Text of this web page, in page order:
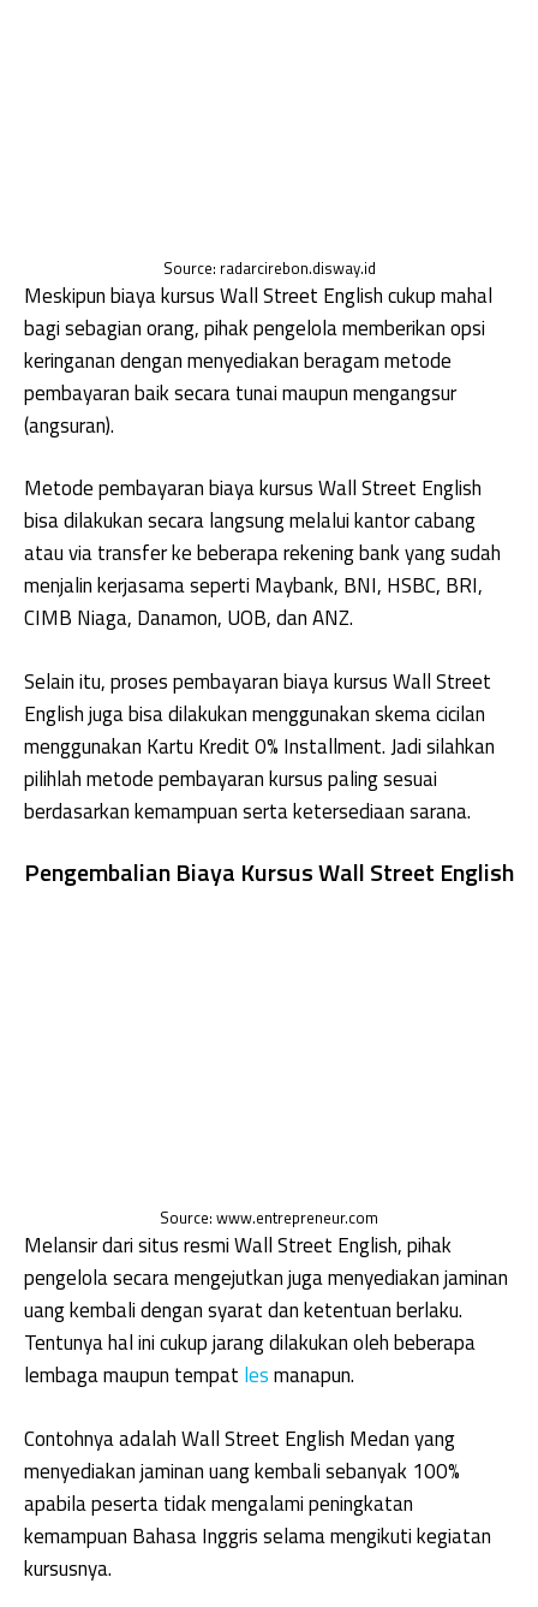
Source: radarcirebon.disway.id
Meskipun biaya kursus Wall Street English cukup mahal
bagi sebagian orang, pihak pengelola memberikan opsi
keringanan dengan menyediakan beragam metode
pembayaran baik secara tunai maupun mengangsur
(angsuran).
Metode pembayaran biaya kursus Wall Street English
bisa dilakukan secara langsung melalui kantor cabang
atau via transfer ke beberapa rekening bank yang sudah
menjalin kerjasama seperti Maybank, BNI, HSBC, BRI,
CIMB Niaga, Danamon, UOB, dan ANZ.
Selain itu, proses pembayaran biaya kursus Wall Street
English juga bisa dilakukan menggunakan skema cicilan
menggunakan Kartu Kredit 0% Installment. Jadi silahkan
pilihlah metode pembayaran kursus paling sesuai
berdasarkan kemampuan serta ketersediaan sarana.
Pengembalian Biaya Kursus Wall Street English
Source: www.entrepreneur.com
Melansir dari situs resmi Wall Street English, pihak
pengelola secara mengejutkan juga menyediakan jaminan
uang kembali dengan syarat dan ketentuan berlaku.
Tentunya hal ini cukup jarang dilakukan oleh beberapa
lembaga maupun tempat lesmanapun.
Contohnya adalah Wall Street English Medan yang
menyediakan jaminan uang kembali sebanyak 100%
apabila peserta tidak mengalami peningkatan
kemampuan Bahasa Inggris selama mengikuti kegiatan
kursusnya.